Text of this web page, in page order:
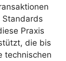
Praxis
die bis
technischen